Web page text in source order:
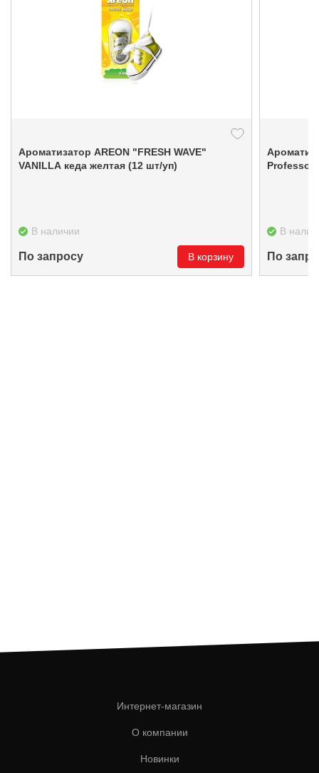
Ароматизатор ARЕON "FRESH WAVE"
VANILLA кеда желтая (12 шт/уп)
В наличии
По запросу В корзину
Ароматизатор
Professor
В
По
Интернет-магазин
О компании
Новинки